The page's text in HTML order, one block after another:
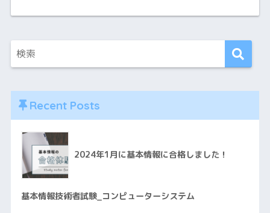
Recent Posts
2024年1月に基本情報に合格しました！
基本情報技術者試験_コンピューターシステム